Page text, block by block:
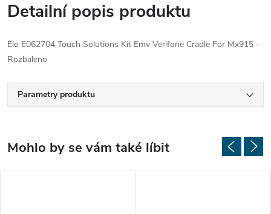
Detailní popis produktu
Elo E062704 Touch Solutions Kit Emv Verifone Cradle For Mx915 -
Rozbaleno
Parametry produktu